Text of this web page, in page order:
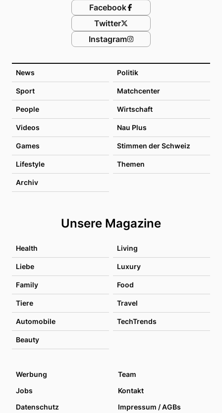
News Politik
Sport Matchcenter
People Wirtschaft
Videos Nau Plus
Games Stimmen der Schweiz
Lifestyle Themen
Archiv
Unsere Magazine
Health Living
Liebe Luxury
Family Food
Tiere Travel
Automobile TechTrends
Beauty
Facebook
Twitter
Instagram
Werbung
Team
Jobs
Kontakt
Datenschutz
Impressum / AGBs